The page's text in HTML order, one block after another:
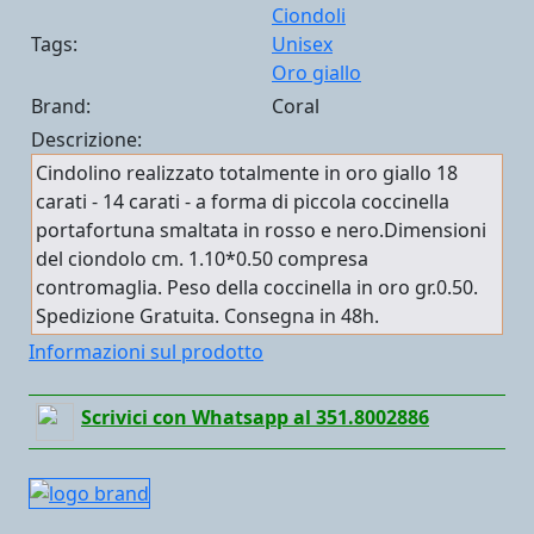
Tags:
Ciondoli
Unisex
Oro giallo
Brand:
Coral
Descrizione:
Cindolino realizzato totalmente in oro giallo 18
carati - 14 carati - a forma di piccola coccinella
portafortuna smaltata in rosso e nero.Dimensioni
del ciondolo cm. 1.10*0.50 compresa
contromaglia. Peso della coccinella in oro gr.0.50.
Spedizione Gratuita. Consegna in 48h.
Informazioni sul prodotto
Scrivici con Whatsapp al 351.8002886